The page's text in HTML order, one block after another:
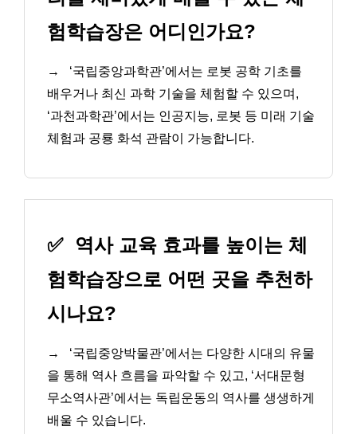
험학습장은 어디인가요?
→
‘국립중앙과학관’에서는 로봇 공학 기초를
배우거나 최신 과학 기술을 체험할 수 있으며,
‘과천과학관’에서는 인공지능, 로봇 등 미래 기술
체험과 공룡 화석 관람이 가능합니다.
✅
역사 교육 효과를 높이는 체
험학습장으로 어떤 곳을 추천하
시나요?
→
‘국립중앙박물관’에서는 다양한 시대의 유물
을 통해 역사 흐름을 파악할 수 있고, ‘서대문형
무소역사관’에서는 독립운동의 역사를 생생하게
배울 수 있습니다.